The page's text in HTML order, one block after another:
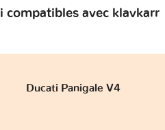
compatibles avec klavkarr
Ducati Panigale V4